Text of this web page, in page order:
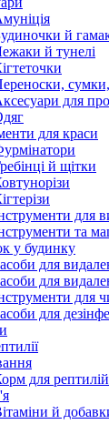
й
й тунелі
для
для краси
й щітки
для
та
у будинку
для
для
для
для
для рептилій
й